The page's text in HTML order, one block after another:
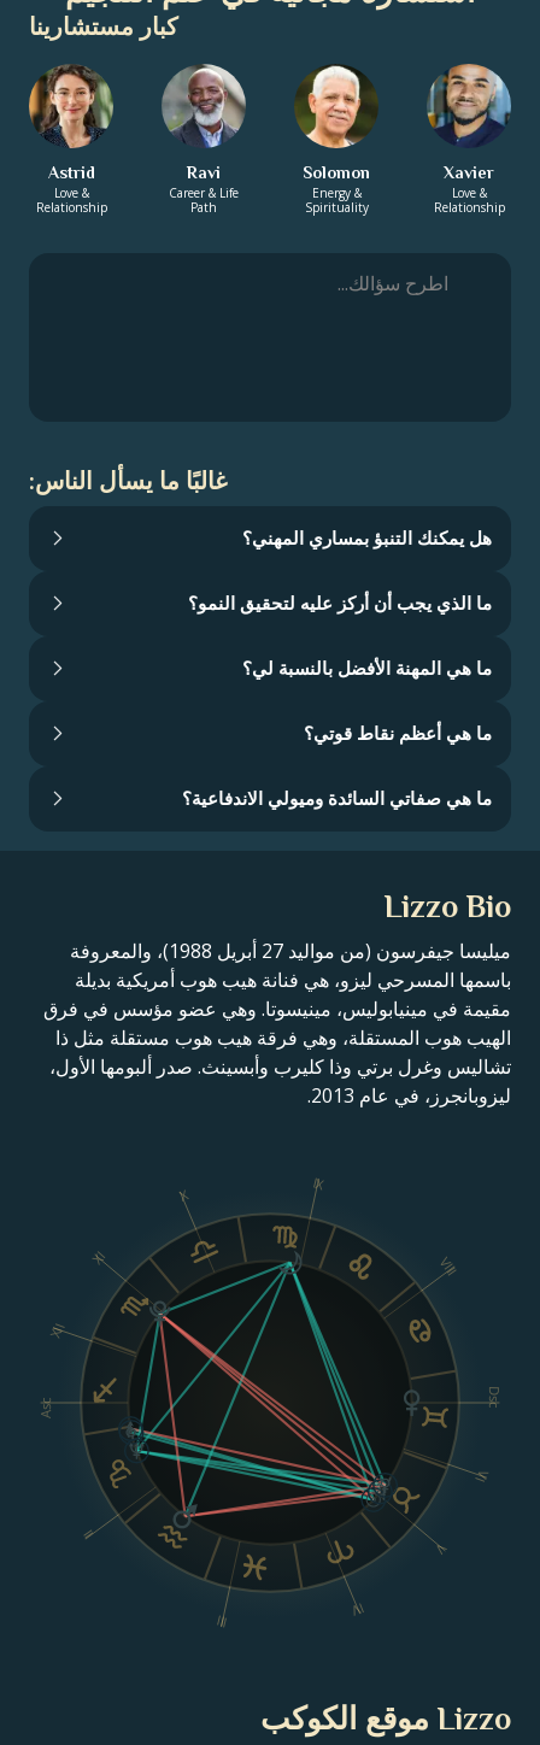
كبار مستشارينا
Xavier
Love &
Relationship
Solomon
Energy &
Spirituality
Ravi
Career & Life
Path
Astrid
Love &
Relationship
غالبًا ما يسأل الناس:
هل يمكنك التنبؤ بمساري المهني؟
ما الذي يجب أن أركز عليه لتحقيق النمو؟
ما هي المهنة الأفضل بالنسبة لي؟
ما هي أعظم نقاط قوتي؟
ما هي صفاتي السائدة وميولي الاندفاعية؟
Lizzo Bio
ميليسا جيفرسون (من مواليد 27 أبريل 1988)، والمعروفة
باسمها المسرحي ليزو، هي فنانة هيب هوب أمريكية بديلة
مقيمة في مينيابوليس، مينيسوتا. وهي عضو مؤسس في فرق
الهيب هوب المستقلة، وهي فرقة هيب هوب مستقلة مثل ذا
تشاليس وغرل برتي وذا كليرب وأبسينث. صدر ألبومها الأول،
ليزوبانجرز، في عام 2013.
Asc
II
III
IV
V
VI
Dsc
VIII
IX
X
XI
XII
Lizzo موقع الكوكب